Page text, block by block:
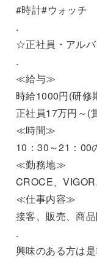
#時計#ウォッチ
.
☆正社員・アル
.
≪給与≫
時給1000円(研修
正社員17万円～(
≪時間≫
10：30～21：00
≪勤務地≫
CROCE、
≪仕事内容≫
接客、販売、商
.
興味のある方は